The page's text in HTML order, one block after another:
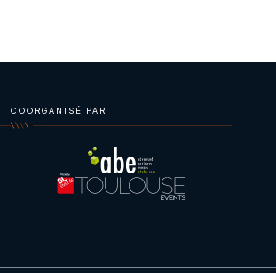
COORGANISÉ PAR